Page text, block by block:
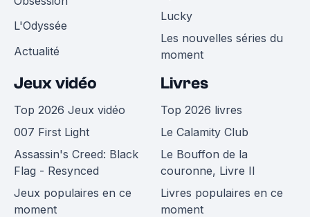
L'Odyssée
Actualité
Lucky
Les nouvelles séries du
moment
Jeux vidéo
Top 2026 Jeux vidéo
007 First Light
Assassin's Creed: Black
Flag - Resynced
Jeux populaires en ce
moment
Livres
Top 2026 livres
Le Calamity Club
Le Bouffon de la
couronne, Livre II
Livres populaires en ce
moment